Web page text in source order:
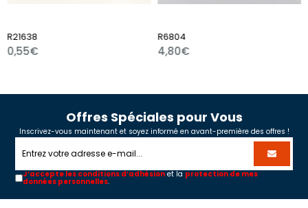
Offres Spéciales pour Vous
Inscrivez-vous maintenant et soyez informé en avant-première des offres !
J’accepte les conditions d’adhésion et la protection de mes
données personnelles.